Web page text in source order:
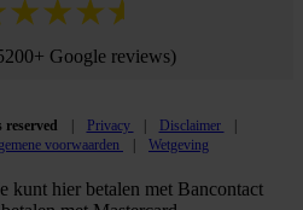
Google reviews)
Privacy
Disclaimer
voorwaarden Wetgeving